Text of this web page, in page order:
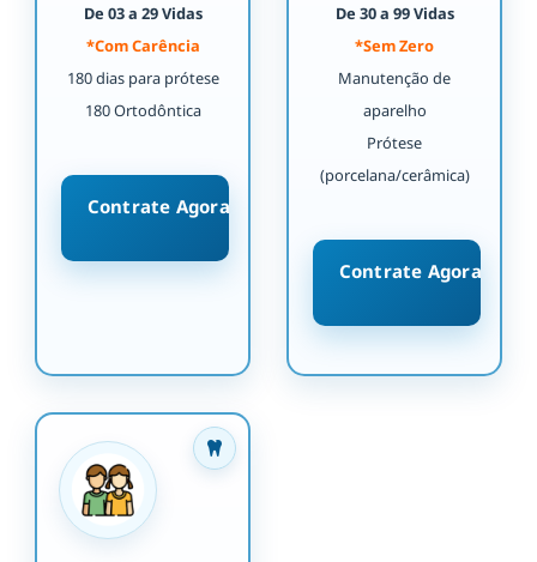
De 03 a 29 Vidas
*Com Carência
180 dias para prótese
180 Ortodôntica
Contrate Agora
De 30 a 99 Vidas
*Sem Zero
Manutenção de
aparelho
Prótese
(porcelana/cerâmica)
Contrate Agora